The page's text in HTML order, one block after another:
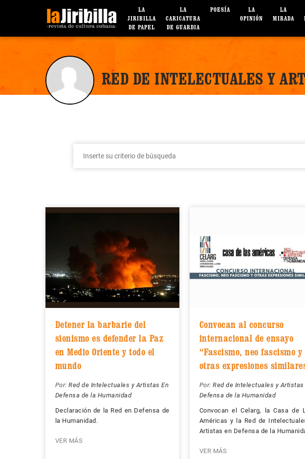
LA
JIRIBILLA
DE PAPEL
LA
CARICATURA
DE GUARDIA
POESÍA
LA
OPINIÓN
LA
MIRADA
RED DE INTELECTUALES Y
Detener la barbarie del
sionismo es defender la Paz
en Medio Oriente y todo el
mundo
Por: Red de Intelectuales y Artistas En
Defensa de la Humanidad
Declaración de la Red en Defensa de
la Humanidad.
VER MÁS
Convocan al concurso
internacional de ensayo
“Fascismo, neo fascismo y
otras expresiones
Por: Red de Intelectuales y Artistas
Defensa de la Humanidad
Convocan el Celarg, la Casa de
Américas y la Red de
Artistas en Defensa de la
VER MÁS